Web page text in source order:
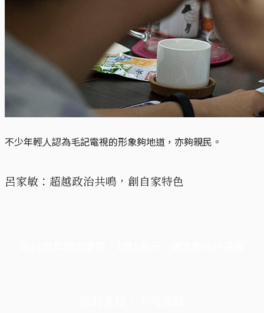
不少年輕人認為毛記電視的形象夠地道，亦夠親民。
呂家敏：超越政治共鳴，創自家特色